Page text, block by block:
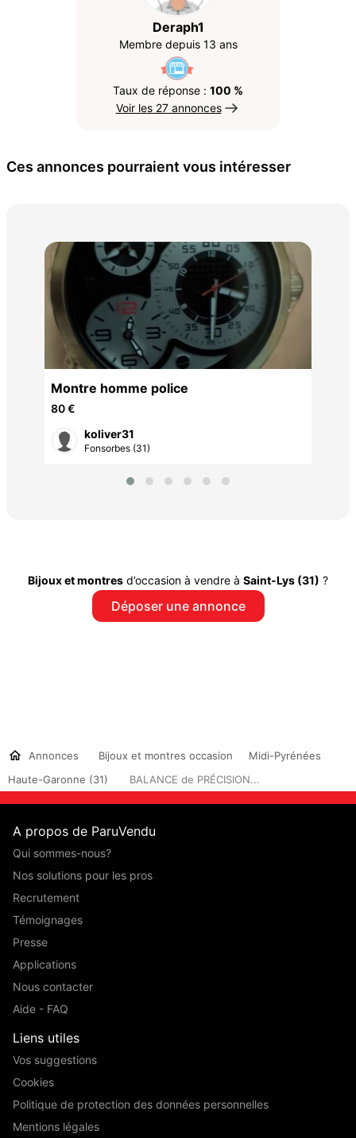
Deraph1
Membre depuis 13 ans
Taux de réponse : 100 %
Voir les 27 annonces
Ces annonces pourraient vous intéresser
Montre homme police
80 €
koliver31
Fonsorbes (31)
Bijoux et montres d’occasion à vendre à Saint-Lys (31) ?
Déposer une annonce
Annonces Bijoux et montres occasion
Midi-Pyrénées
Haute-Garonne (31)
BALANCE de PRÉCISION...
A propos de ParuVendu
Qui sommes-nous?
Nos solutions pour les pros
Recrutement
Témoignages
Presse
Applications
Nous contacter
Aide - FAQ
Liens utiles
Vos suggestions
Cookies
Politique de protection des données personnelles
Mentions légales